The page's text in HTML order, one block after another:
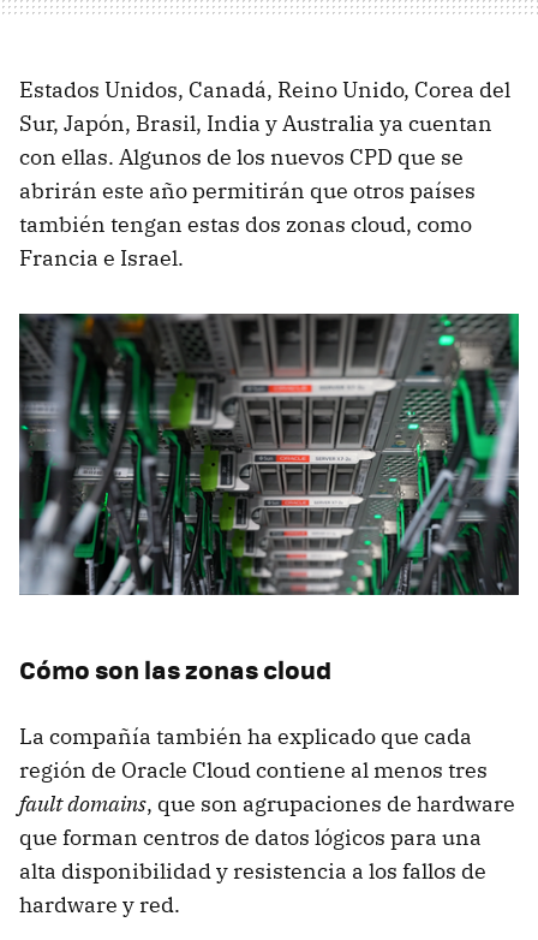
Estados Unidos, Canadá, Reino Unido, Corea del
Sur, Japón, Brasil, India y Australia ya cuentan
con ellas. Algunos de los nuevos CPD que se
abrirán este año permitirán que otros países
también tengan estas dos zonas cloud, como
Francia e Israel.
Cómo son las zonas cloud
La compañía también ha explicado que cada
región de Oracle Cloud contiene al menos tres
fault domains, que son agrupaciones de hardware
que forman centros de datos lógicos para una
alta disponibilidad y resistencia a los fallos de
hardware y red.